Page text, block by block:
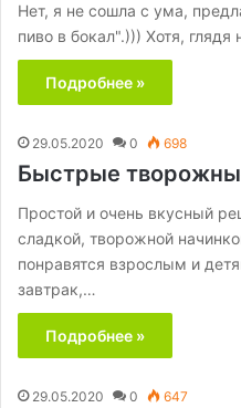
Нет, я не сошла с ума,
пиво в бокал".))) Хотя, глядя
Подробнее »
29.05.2020 0 698
Быстрые
Простой и очень вкусный
сладкой, творожной
понравятся взрослым и
завтрак,…
Подробнее »
29.05.2020 0 647